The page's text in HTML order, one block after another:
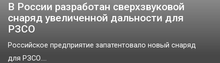
В России разработан сверхзвуковой
снаряд увеличенной дальности для
РЗСО
Российское предприятие запатентовало новый снаряд
для РЗСО....